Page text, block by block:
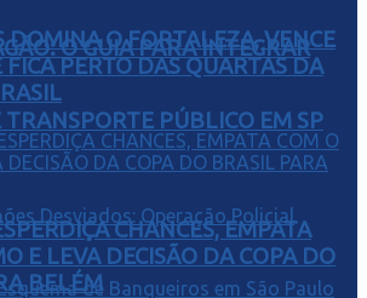
O GUIA PARA INTEGRAR
TRANSPORTE PÚBLICO EM SP
DOMINA O FORTALEZA, VENCE
FICA PERTO DAS QUARTAS DA
CHANCES, EMPATA
E LEVA DECISÃO DA COPA DO
BELÉM